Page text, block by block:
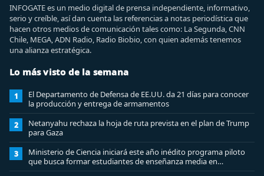
INFOGATE es un medio digital de prensa independiente, informativo,
serio y creíble, así dan cuenta las referencias a notas periodística que
hacen otros medios de comunicación tales como: La Segunda, CNN
Chile, MEGA, ADN Radio, Radio Biobio, con quien además tenemos
una alianza estratégica.
Lo más visto de la semana
1
El Departamento de Defensa de EE.UU. da 21 días para conocer
la producción y entrega de armamentos
2
Netanyahu rechaza la hoja de ruta prevista en el plan de Trump
para Gaza
3
Ministerio de Ciencia iniciará este año inédito programa piloto
que busca formar estudiantes de enseñanza media en
ciberseguridad